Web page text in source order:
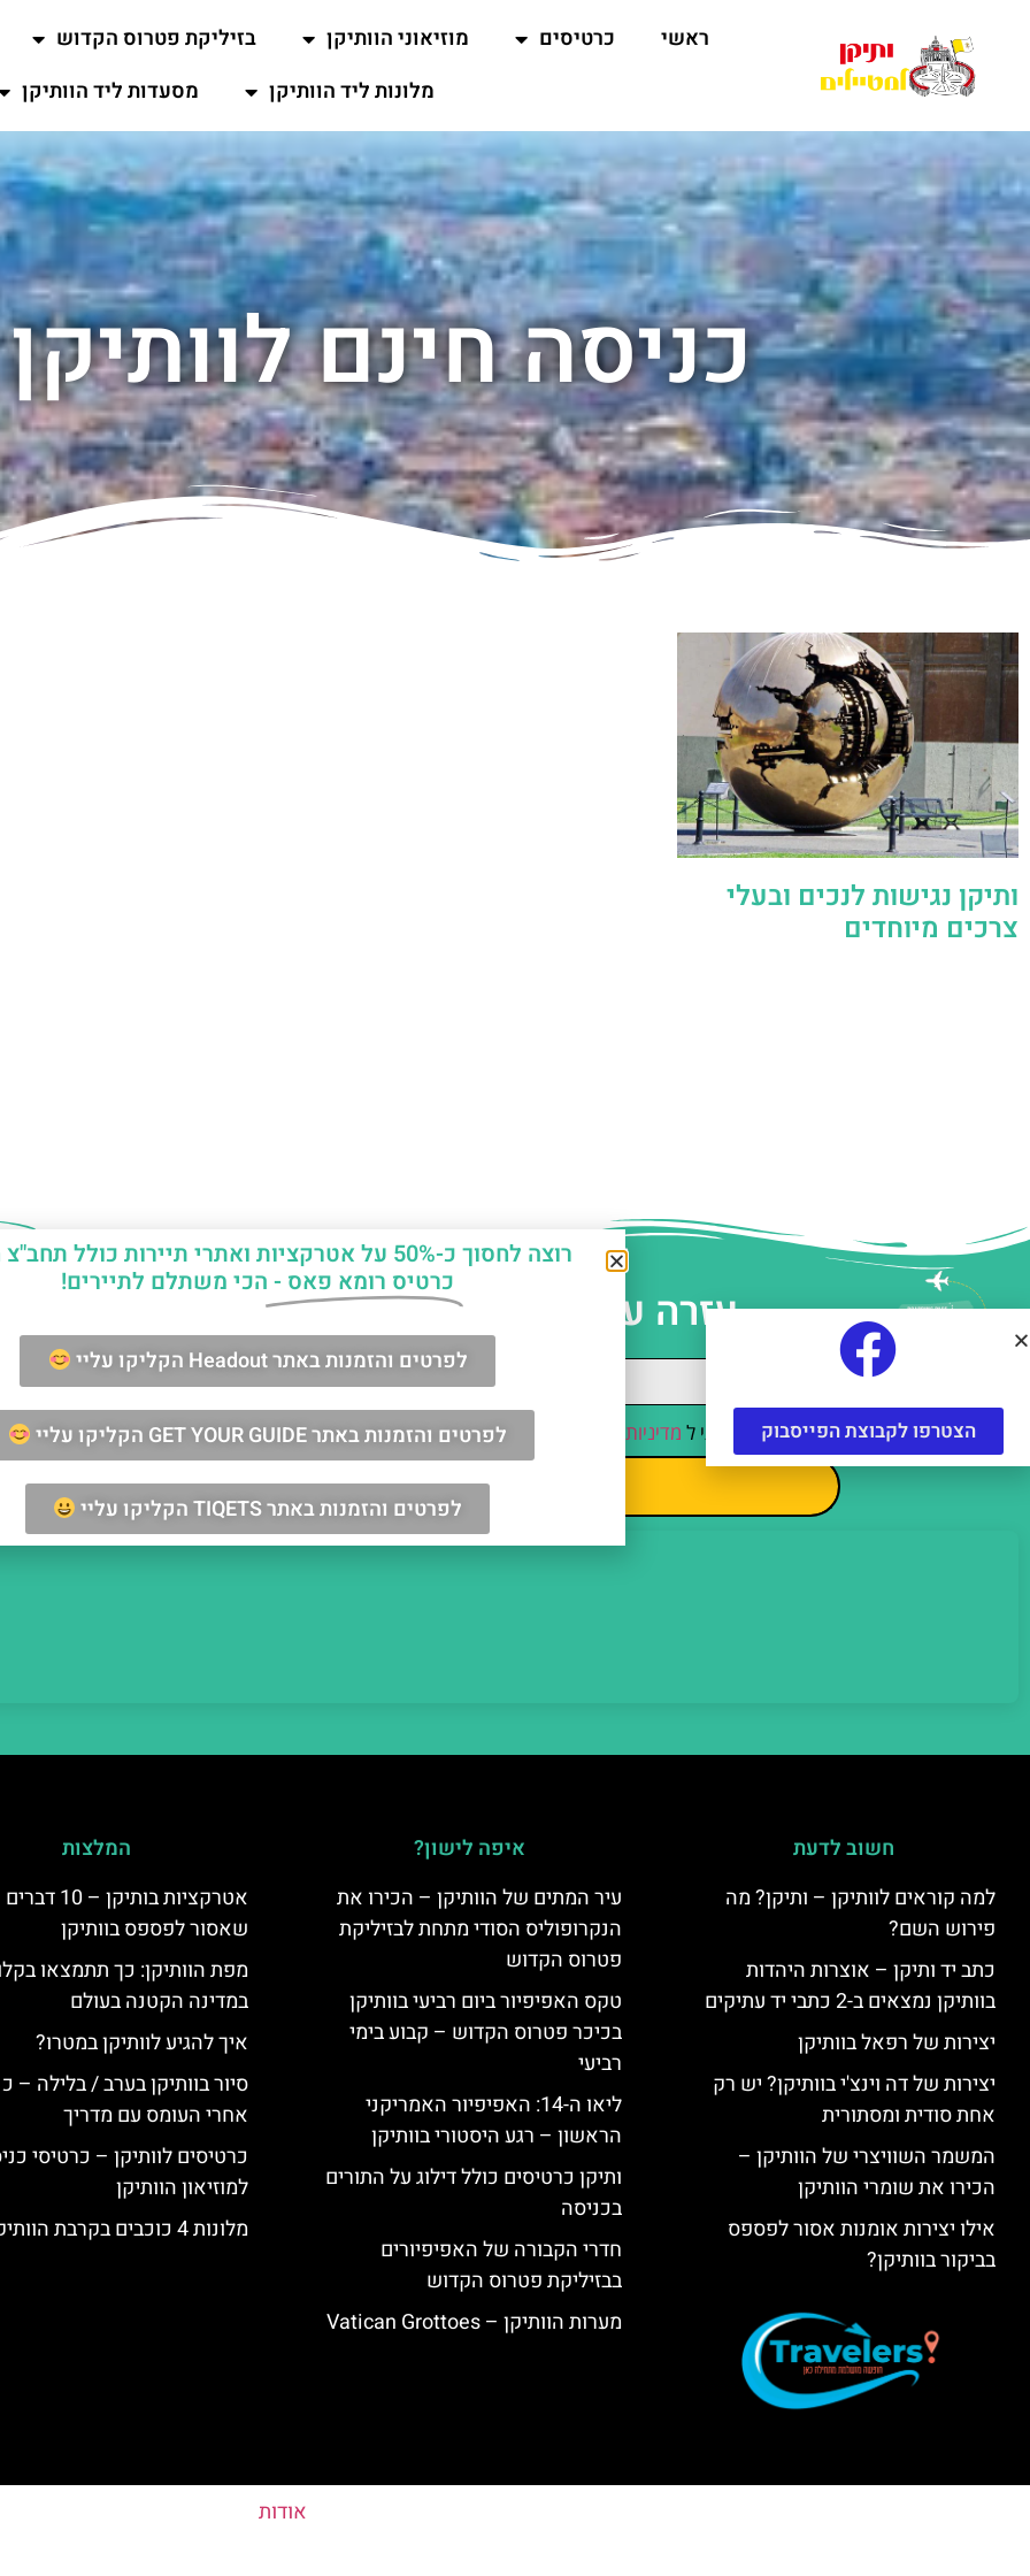
ראשי כרטיסים מוזיאוני הוותיקן
בזיליקת פטרוס הקדוש
מלונות ליד הוותיקן
מסעדות ליד הוותיקן
כניסה חינם
ותיקן נגישות לנכים ובעלי
צרכים מיוחדים
עזרה עם תכנון החופשה ברומא?
קראתי והסכמתי ל מדיניות הפרטיות מאשר/ת קבלת דיוור וחומרים פרסומיים
שליחה
חשוב לדעת
למה קוראים לוותיקן – ותיקן? מה
פירוש השם?
כתב יד ותיקן – אוצרות היהדות
בוותיקן נמצאים ב-2 כתבי יד עתיקים
יצירות של רפאל בוותיקן
יצירות של דה וינצ'י בוותיקן? יש רק
אחת סודית ומסתורית
המשמר השוויצרי של הוותיקן –
הכירו את שומרי הוותיקן
אילו יצירות אומנות אסור לפספס
בביקור בוותיקן?
איפה לישון?
עיר המתים של הוותיקן – הכירו את
הנקרופוליס הסודי מתחת לבזיליקת
פטרוס הקדוש
טקס האפיפיור ביום רביעי בוותיקן
בכיכר פטרוס הקדוש – קבוע בימי
רביעי
ליאו ה-14: האפיפיור האמריקני
הראשון – רגע היסטורי בוותיקן
ותיקן כרטיסים כולל דילוג על התורים
בכניסה
חדרי הקבורה של האפיפיורים
בבזיליקת פטרוס הקדוש
מערות הוותיקן – Vatican Grottoes
המלצות
אטרקציות בותיקן – 10 דברים
שאסור לפספס בוותיקן
מפת הוותיקן: כך תתמצאו
במדינה הקטנה בעולם
איך להגיע לוותיקן במטרו?
סיור בוותיקן בערב / בלילה –
אחרי העומס עם מדריך
כרטיסים לוותיקן – כרטיסי
למוזיאון הוותיקן
מלונות 4 כוכבים בקרבת הוותיקן
אודות
הצטרפו לקבוצת הפייסבוק
רוצה לחסוך כ-50% על אטרקציות ואתרי תיירות כולל תחב"צ חינם?
כרטיס רומא פאס - הכי משתלם לתיירים!
לפרטים והזמנות באתר Headout הקליקו עליי
לפרטים והזמנות באתר GET YOUR GUIDE הקליקו עליי
לפרטים והזמנות באתר TIQETS הקליקו עליי